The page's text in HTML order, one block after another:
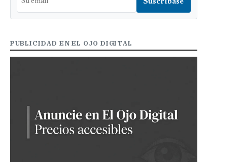
PUBLICIDAD EN EL OJO DIGITAL